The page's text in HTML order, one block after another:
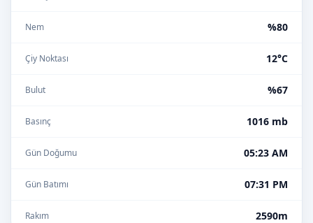
Nem %80
Çiy Noktası 12°C
Bulut %67
Basınç 1016 mb
Gün Doğumu 05:23 AM
Gün Batımı 07:31 PM
Rakım 2590m